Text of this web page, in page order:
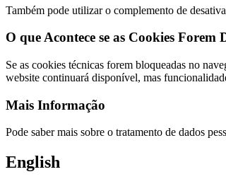
Também pode utilizar o complemento de
O que Acontece se as Cookies Forem
Se as cookies técnicas forem bloqueadas no
website continuará disponível, mas
Mais Informação
Pode saber mais sobre o tratamento de dados
English